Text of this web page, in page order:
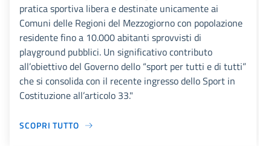
pratica sportiva libera e destinate unicamente ai
Comuni delle Regioni del Mezzogiorno con popolazione
residente fino a 10.000 abitanti sprovvisti di
playground pubblici. Un significativo contributo
all’obiettivo del Governo dello “sport per tutti e di tutti”
che si consolida con il recente ingresso dello Sport in
Costituzione all’articolo 33."
SCOPRI TUTTO